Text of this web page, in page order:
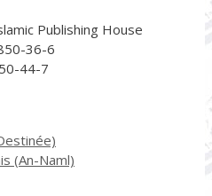
Publishing House
36-6
44-7
(An-Naml)